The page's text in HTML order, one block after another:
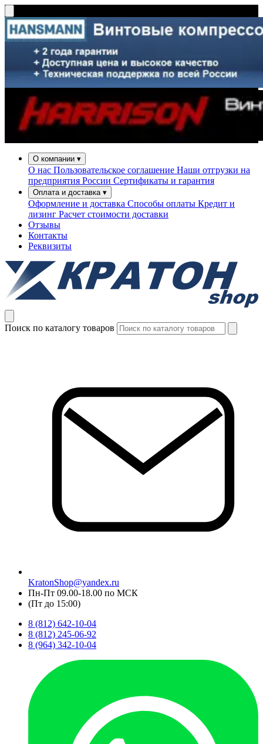
О компании ▾
О нас Пользовательское соглашение Наши отгрузки на
предприятия России Сертификаты и гарантия
Оплата и доставка ▾
Оформление и доставка Способы оплаты Кредит и
лизинг Расчет стоимости доставки
Отзывы
Контакты
Реквизиты
Поиск по каталогу товаров
KratonShop@yandex.ru
Пн-Пт 09.00-18.00 по МСК
(Пт до 15:00)
8 (812) 642-10-04
8 (812) 245-06-92
8 (964) 342-10-04